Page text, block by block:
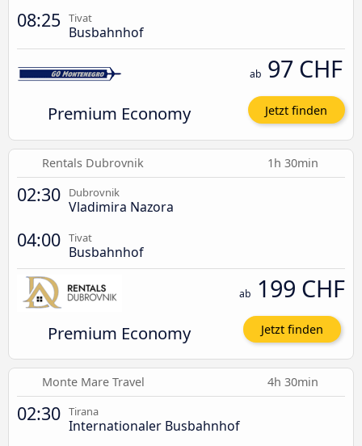
08:25 Tivat
Busbahnhof
Premium Economy
ab 97 CHF
Jetzt finden
Rentals Dubrovnik 1h 30min
02:30 Dubrovnik
Vladimira Nazora
04:00 Tivat
Busbahnhof
Premium Economy
ab 199 CHF
Jetzt finden
Monte Mare Travel 4h 30min
02:30 Tirana
Internationaler Busbahnhof